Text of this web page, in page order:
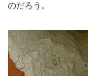
のだろう。